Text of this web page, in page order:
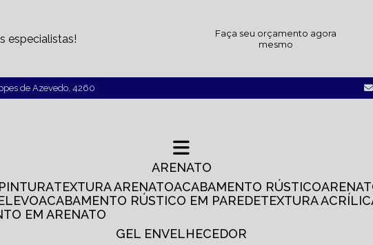
especialistas!
Faça seu orçamento agora
mesmo
de Azevedo, 4260
ARENATO
TEXTURA ARENATO ACABAMENTO RÚSTICO
ACABAMENTO RÚSTICO EM PAREDE TEXTURA
EM ARENATO
GEL ENVELHECEDOR